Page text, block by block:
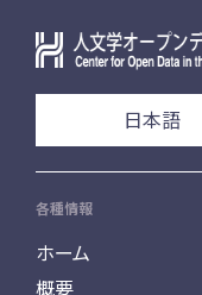
日本語
各種情報
ホーム
概要